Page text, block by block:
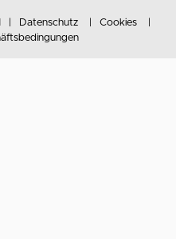
Datenschutz
Cookies